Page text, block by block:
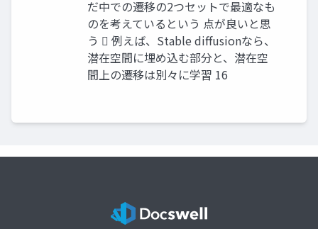
だ中での遷移の2つセットで最適なも
のを考えているという 点が良いと思
う  例えば、Stable diffusionなら、
潜在空間に埋め込む部分と、潜在空
間上の遷移は別々に学習 16